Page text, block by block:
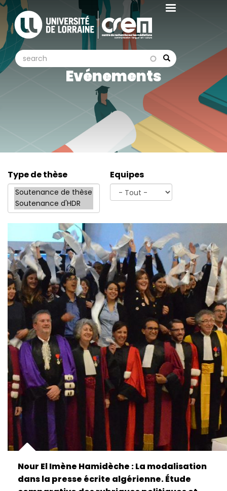
Aller
au
contenu
principal
Search
search search
Evénements
Type de thèse Equipes
Nour El Imène Hamidèche : La modalisation
dans la presse écrite algérienne. Étude